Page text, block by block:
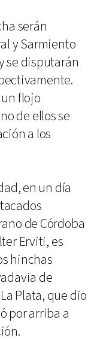
serán
y Sarmiento
se disputarán
flojo
de ellos se
a los
en un día
de Córdoba
Erviti, es
hinchas
de
Plata, que dio
por arriba a